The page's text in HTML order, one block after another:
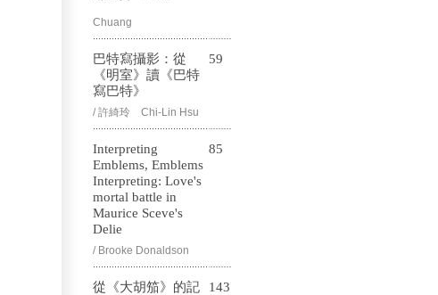
Chuang
巴特寫攝影：從
《明室》讀《巴特
寫巴特》
/ 許綺玲 Chi-Lin Hsu
59
Interpreting
Emblems, Emblems
Interpreting: Love's
mortal battle in
Maurice Sceve's
Delie
/ Brooke Donaldson
85
從《大胡笳》的記
143